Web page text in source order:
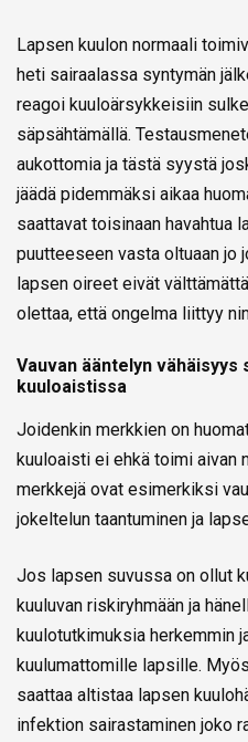
Lapsen kuulon normaali
heti sairaalassa syntymän
reagoi kuuloärsykkeisiin
säpsähtämällä.
aukottomia ja tästä syystä
jäädä pidemmäksi aikaa
saattavat toisinaan havahtua
puutteeseen vasta oltuaan jo
lapsen oireet eivät
olettaa, että ongelma liittyy
Vauvan ääntelyn
kuuloaistissa
Joidenkin merkkien on
kuuloaisti ei ehkä toimi aivan
merkkejä ovat esimerkiksi
jokeltelun taantuminen ja
Jos lapsen suvussa on ollut
kuuluvan riskiryhmään ja
kuulotutkimuksia herkemmin
kuulumattomille lapsille.
saattaa altistaa lapsen
infektion sairastaminen joko